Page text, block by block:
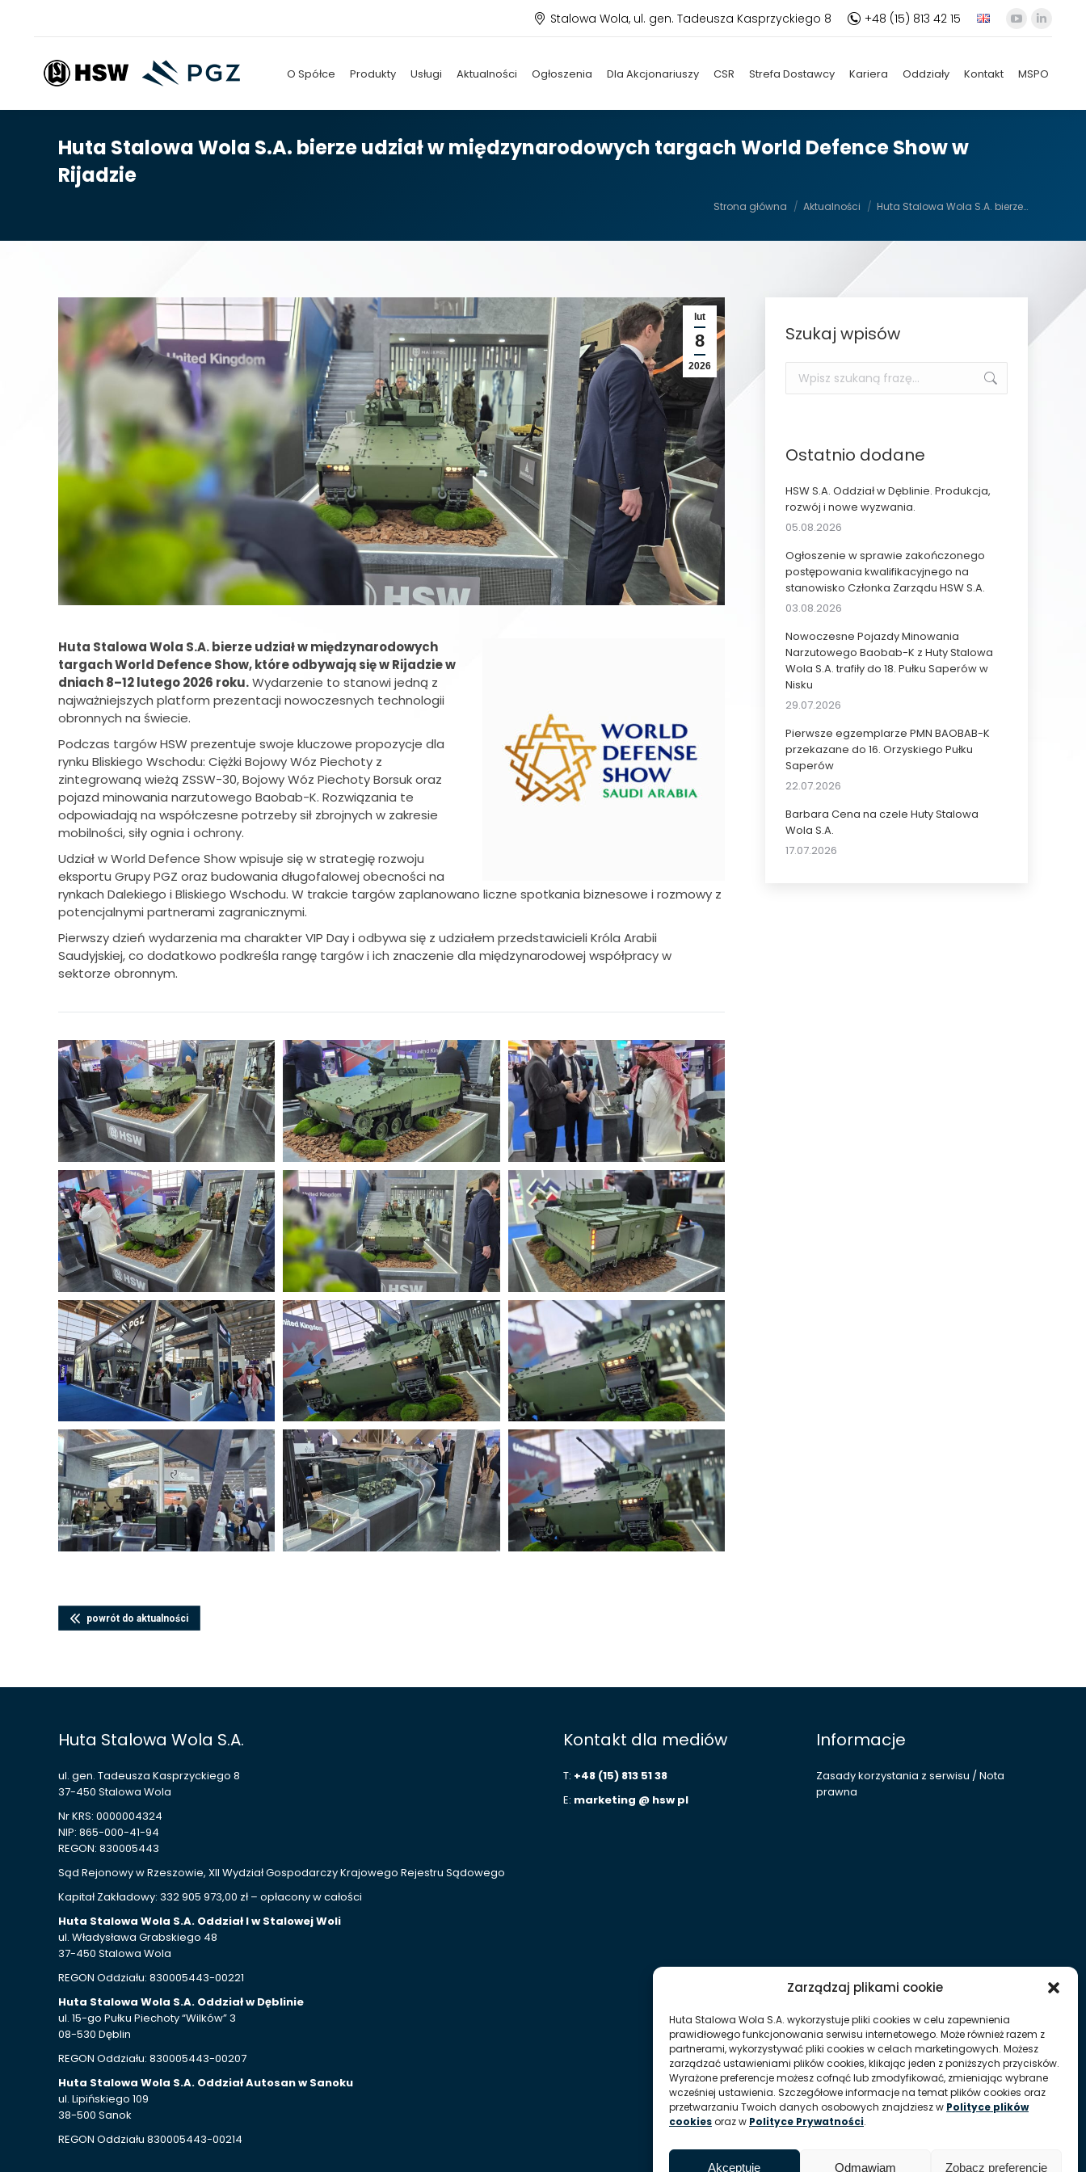
Zarządzaj plikami cookie
Huta Stalowa Wola S.A. wykorzystuje pliki cookies w celu zapewnienia
prawidłowego funkcjonowania serwisu internetowego. Może również razem z
partnerami, wykorzystywać pliki cookies w celach marketingowych. Możesz
zarządzać ustawieniami plików cookies, klikając jeden z poniższych przycisków.
Wyrażone preferencje możesz cofnąć lub zmodyfikować, zmieniając wybrane
wcześniej ustawienia. Szczegółowe informacje na temat plików cookies oraz
przetwarzaniu Twoich danych osobowych znajdziesz w Polityce plików
cookiesoraz w Polityce Prywatności.
Akceptuję Odmawiam Zobacz preferencje
Stalowa Wola, ul. gen. Tadeusza Kasprzyckiego 8 +48 (15) 813 42 15
YouTube
się
nowym
się
nowym
O Spółce Produkty Usługi Aktualności Ogłoszenia Dla Akcjonariuszy CSR Strefa Dostawcy Kariera Oddziały Kontakt MSPO
Huta Stalowa Wola S.A. bierze udział w międzynarodowych targach World Defence Show w
Rijadzie
Strona główna Aktualności Huta Stalowa Wola S.A. bierze…
lut
8
2026
Huta Stalowa Wola S.A. bierze udział w międzynarodowych
targach World Defence Show, które odbywają się w Rijadzie w
dniach 8–12 lutego 2026 roku.Wydarzenie to stanowi jedną z
najważniejszych platform prezentacji nowoczesnych technologii
obronnych na świecie.
Podczas targów HSW prezentuje swoje kluczowe propozycje dla
rynku Bliskiego Wschodu: Ciężki Bojowy Wóz Piechoty z
zintegrowaną wieżą ZSSW-30, Bojowy Wóz Piechoty Borsuk oraz
pojazd minowania narzutowego Baobab-K. Rozwiązania te
odpowiadają na współczesne potrzeby sił zbrojnych w zakresie
mobilności, siły ognia i ochrony.
Udział w World Defence Show wpisuje się w strategię rozwoju
eksportu Grupy PGZ oraz budowania długofalowej obecności na
rynkach Dalekiego i Bliskiego Wschodu. W trakcie targów zaplanowano liczne spotkania biznesowe i rozmowy z
potencjalnymi partnerami zagranicznymi.
Pierwszy dzień wydarzenia ma charakter VIP Day i odbywa się z udziałem przedstawicieli Króla Arabii
Saudyjskiej, co dodatkowo podkreśla rangę targów i ich znaczenie dla międzynarodowej współpracy w
sektorze obronnym.
Szukaj wpisów
Szukaj:
Ostatnio dodane
HSW S.A. Oddział w Dęblinie. Produkcja,
rozwój i nowe wyzwania.
05.08.2026
Ogłoszenie w sprawie zakończonego
postępowania kwalifikacyjnego na
stanowisko Członka Zarządu HSW S.A.
03.08.2026
Nowoczesne Pojazdy Minowania
Narzutowego Baobab-K z Huty Stalowa
Wola S.A. trafiły do 18. Pułku Saperów w
Nisku
29.07.2026
Pierwsze egzemplarze PMN BAOBAB-K
przekazane do 16. Orzyskiego Pułku
Saperów
22.07.2026
Barbara Cena na czele Huty Stalowa
Wola S.A.
17.07.2026
powrót do aktualności
Huta Stalowa Wola S.A.
ul. gen. Tadeusza Kasprzyckiego 8
37-450 Stalowa Wola
Nr KRS: 0000004324
NIP: 865-000-41-94
REGON: 830005443
Sąd Rejonowy w Rzeszowie, XII Wydział Gospodarczy Krajowego Rejestru Sądowego
Kapitał Zakładowy: 332 905 973,00 zł – opłacony w całości
Huta Stalowa Wola S.A. Oddział I w Stalowej Woli
ul. Władysława Grabskiego 48
37-450 Stalowa Wola
REGON Oddziału: 830005443-00221
Huta Stalowa Wola S.A. Oddział w Dęblinie
ul. 15-go Pułku Piechoty “Wilków” 3
08-530 Dęblin
REGON Oddziału: 830005443-00207
Huta Stalowa Wola S.A. Oddział Autosan w Sanoku
ul. Lipińskiego 109
38-500 Sanok
REGON Oddziału 830005443-00214
Kontakt dla mediów
T: +48 (15) 813 51 38
E: marketing @ hsw pl
Informacje
Zasady korzystania z serwisu / Nota
prawna